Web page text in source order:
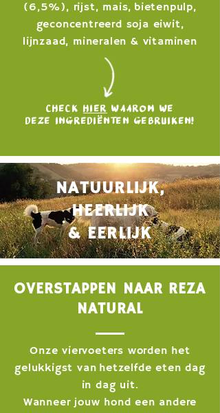
(6,5%), rijst, mais, bietenpulp,
geconcentreerd soja eiwit,
lijnzaad, mineralen & vitaminen
CHECK HIER WAAROM WE
DEZE INGREDIENTEN GEBRUIKEN!!
..
NATUURLIJK,
HEERLIJK
& EERLIJK
OVERSTAPPEN NAAR REZA
NATURAL
Onze viervoeters worden het
gelukkigst van hetzelfde eten dag
in dag uit.
Wanneer jouw hond een andere